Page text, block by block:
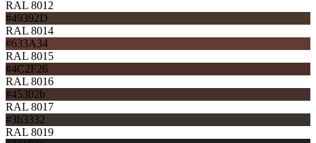
RAL 8012
#49392D
RAL 8014
#633A34
RAL 8015
#4C2F26
RAL 8016
#45302b
RAL 8017
#3b3332
RAL 8019